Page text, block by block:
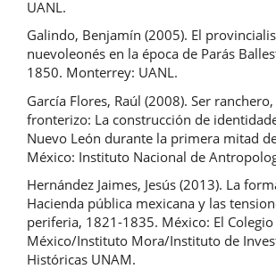
UANL.
Galindo, Benjamín (2005). El
nuevoleonés en la época de Parás
1850. Monterrey: UANL.
García Flores, Raúl (2008). Ser
fronterizo: La construcción de
Nuevo León durante la primera mitad
México: Instituto Nacional de
Hernández Jaimes, Jesús (2013). La
Hacienda pública mexicana y las
periferia, 1821-1835. México: El
México/Instituto Mora/Instituto de
Históricas UNAM.